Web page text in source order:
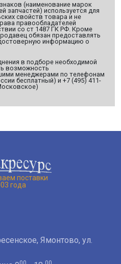
(наименование марок
запчастей) используется для
свойств товара и не
правообладателей
со ст 1487 ГК РФ. Кроме
обязан предоставлять
информацию о
в подборе необходимой
возможность
менеджерами по телефонам
бесплатный) и +7 (495) 411-
поставки
года
Ямонтово, ул.